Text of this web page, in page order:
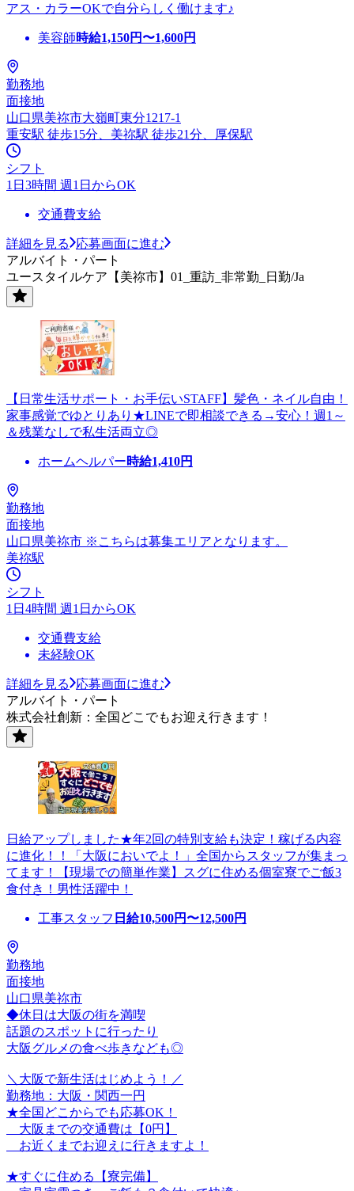
アス・カラーOKで自分らしく働けます♪
美容師時給1,150円〜1,600円
勤務地
面接地
山口県美祢市大嶺町東分1217-1
重安駅 徒歩15分、美祢駅 徒歩21分、厚保駅
シフト
1日3時間 週1日からOK
交通費支給
詳細を見る
応募画面に進む
アルバイト・パート
ユースタイルケア【美祢市】01_重訪_非常勤_日勤/Ja
【日常生活サポート・お手伝いSTAFF】髪色・ネイル自由！
家事感覚でゆとりあり★LINEで即相談できる→安心！週1～
＆残業なしで私生活両立◎
ホームヘルパー時給1,410円
勤務地
面接地
山口県美祢市 ※こちらは募集エリアとなります。
美祢駅
シフト
1日4時間 週1日からOK
交通費支給
未経験OK
詳細を見る
応募画面に進む
アルバイト・パート
株式会社創新：全国どこでもお迎え行きます！
日給アップしました★年2回の特別支給も決定！稼げる内容
に進化！！「大阪においでよ！」全国からスタッフが集まっ
てます！【現場での簡単作業】スグに住める個室寮でご飯3
食付き！男性活躍中！
工事スタッフ 日給10,500円〜12,500円
勤務地
面接地
山口県美祢市
◆休日は大阪の街を満喫
話題のスポットに行ったり
大阪グルメの食べ歩きなども◎
＼大阪で新生活はじめよう！／
勤務地：大阪・関西一円
★全国どこからでも応募OK！
大阪までの交通費は【0円】
お近くまでお迎えに行きますよ！
★すぐに住める【寮完備】